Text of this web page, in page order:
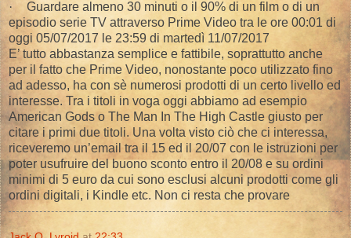
·
Guardare almeno 30 minuti o il 90% di un film o di un
episodio serie TV attraverso Prime Video tra le ore 00:01 di
oggi 05/07/2017 le 23:59 di martedì 11/07/2017
E’ tutto abbastanza semplice e fattibile, soprattutto anche
per il fatto che Prime Video, nonostante poco utilizzato fino
ad adesso, ha con sè numerosi prodotti di un certo livello ed
interesse. Tra i titoli in voga oggi abbiamo ad esempio
American Gods o The Man In The High Castle giusto per
citare i primi due titoli. Una volta visto ciò che ci interessa,
riceveremo un’email tra il 15 ed il 20/07 con le istruzioni per
poter usufruire del buono sconto entro il 20/08 e su ordini
minimi di 5 euro da cui sono esclusi alcuni prodotti come gli
ordini digitali, i Kindle etc. Non ci resta che provare